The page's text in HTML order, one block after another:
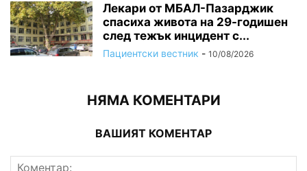
Лекари от МБАЛ-Пазарджик
спасиха живота на 29-годишен
след тежък инцидент с...
Пациентски вестник - 10/08/2026
НЯМА КОМЕНТАРИ
ВАШИЯТ КОМЕНТАР